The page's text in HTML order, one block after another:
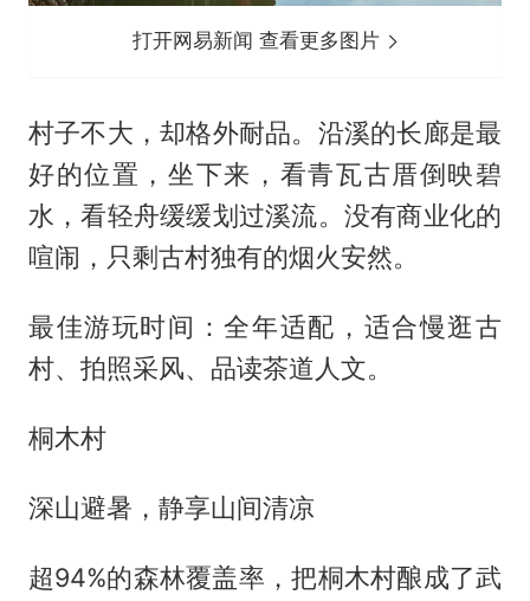
打开网易新闻 查看更多图片
村子不大，却格外耐品。沿溪的长廊是最
好的位置，坐下来，看青瓦古厝倒映碧
水，看轻舟缓缓划过溪流。没有商业化的
喧闹，只剩古村独有的烟火安然。
最佳游玩时间：全年适配，适合慢逛古
村、拍照采风、品读茶道人文。
桐木村
深山避暑，静享山间清凉
超94%的森林覆盖率，把桐木村酿成了武